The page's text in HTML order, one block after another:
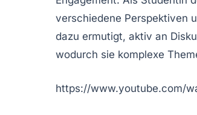
verschiedene Perspektiven
dazu ermutigt, aktiv an
wodurch sie komplexe
https://www.youtube.com/